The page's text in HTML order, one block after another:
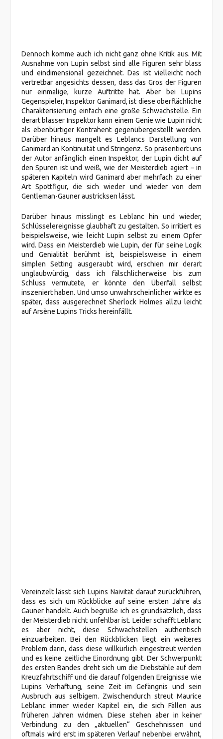
Dennoch komme auch ich nicht ganz ohne Kritik aus. Mit
Ausnahme von Lupin selbst sind alle Figuren sehr blass
und eindimensional gezeichnet. Das ist vielleicht noch
vertretbar angesichts dessen, dass das Gros der Figuren
nur einmalige, kurze Auftritte hat. Aber bei Lupins
Gegenspieler, Inspektor Ganimard, ist diese oberflächliche
Charakterisierung einfach eine große Schwachstelle. Ein
derart blasser Inspektor kann einem Genie wie Lupin nicht
als ebenbürtiger Kontrahent gegenübergestellt werden.
Darüber hinaus mangelt es Leblancs Darstellung von
Ganimard an Kontinuität und Stringenz. So präsentiert uns
der Autor anfänglich einen Inspektor, der Lupin dicht auf
den Spuren ist und weiß, wie der Meisterdieb agiert – in
späteren Kapiteln wird Ganimard aber mehrfach zu einer
Art Spottfigur, die sich wieder und wieder von dem
Gentleman-Gauner austricksen lässt.
Darüber hinaus misslingt es Leblanc hin und wieder,
Schlüsselereignisse glaubhaft zu gestalten. So irritiert es
beispielsweise, wie leicht Lupin selbst zu einem Opfer
wird. Dass ein Meisterdieb wie Lupin, der für seine Logik
und Genialität berühmt ist, beispielsweise in einem
simplen Setting ausgeraubt wird, erschien mir derart
unglaubwürdig, dass ich fälschlicherweise bis zum
Schluss vermutete, er könnte den Überfall selbst
inszeniert haben. Und umso unwahrscheinlicher wirkte es
später, dass ausgerechnet Sherlock Holmes allzu leicht
auf Arsène Lupins Tricks hereinfällt.
Vereinzelt lässt sich Lupins Naivität darauf zurückführen,
dass es sich um Rückblicke auf seine ersten Jahre als
Gauner handelt. Auch begrüße ich es grundsätzlich, dass
der Meisterdieb nicht unfehlbar ist. Leider schafft Leblanc
es aber nicht, diese Schwachstellen authentisch
einzuarbeiten. Bei den Rückblicken liegt ein weiteres
Problem darin, dass diese willkürlich eingestreut werden
und es keine zeitliche Einordnung gibt. Der Schwerpunkt
des ersten Bandes dreht sich um die Diebstähle auf dem
Kreuzfahrtschiff und die darauf folgenden Ereignisse wie
Lupins Verhaftung, seine Zeit im Gefängnis und sein
Ausbruch aus selbigem. Zwischendurch streut Maurice
Leblanc immer wieder Kapitel ein, die sich Fällen aus
früheren Jahren widmen. Diese stehen aber in keiner
Verbindung zu den „aktuellen“ Geschehnissen und
oftmals wird erst im späteren Verlauf nebenbei erwähnt,